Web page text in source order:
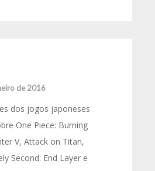
de 2016
dos jogos japoneses
One Piece: Burning
V, Attack on Titan,
Second: End Layer e